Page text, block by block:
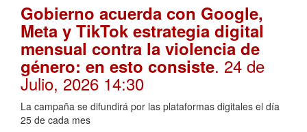
Gobierno acuerda con Google,
Meta y TikTok estrategia digital
mensual contra la violencia de
género: en esto consiste. 24 de
Julio, 2026 14:30
La campaña se difundirá por las plataformas digitales el día
25 de cada mes